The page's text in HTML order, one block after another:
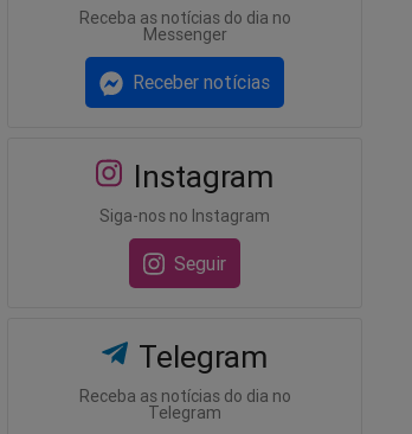
Receba as notícias do dia no
Messenger
Receber notícias
Instagram
Siga-nos no Instagram
Seguir
Telegram
Receba as notícias do dia no
Telegram